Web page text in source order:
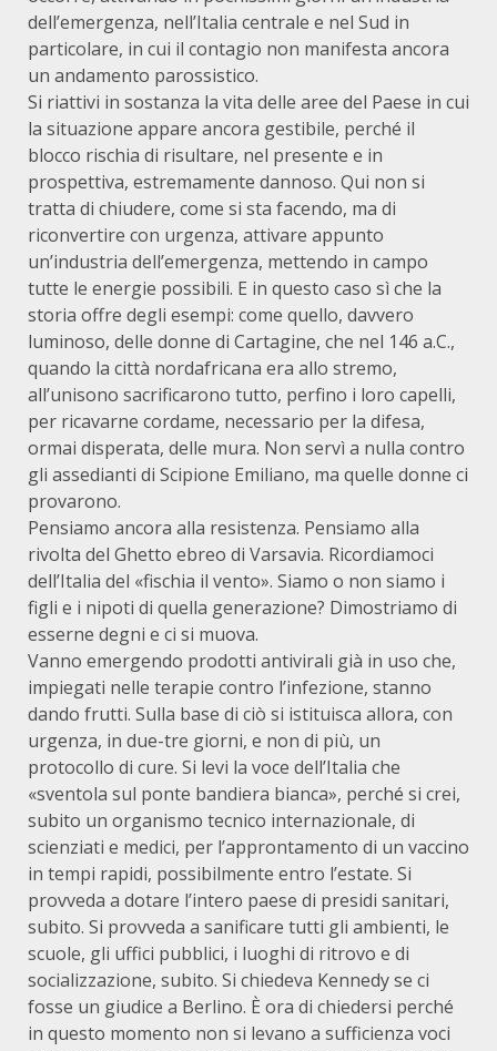
dell’emergenza, nell’Italia centrale e nel Sud in
particolare, in cui il contagio non manifesta ancora
un andamento parossistico.
Si riattivi in sostanza la vita delle aree del Paese in cui
la situazione appare ancora gestibile, perché il
blocco rischia di risultare, nel presente e in
prospettiva, estremamente dannoso. Qui non si
tratta di chiudere, come si sta facendo, ma di
riconvertire con urgenza, attivare appunto
un’industria dell’emergenza, mettendo in campo
tutte le energie possibili. E in questo caso sì che la
storia offre degli esempi: come quello, davvero
luminoso, delle donne di Cartagine, che nel 146 a.C.,
quando la città nordafricana era allo stremo,
all’unisono sacrificarono tutto, perfino i loro capelli,
per ricavarne cordame, necessario per la difesa,
ormai disperata, delle mura. Non servì a nulla contro
gli assedianti di Scipione Emiliano, ma quelle donne ci
provarono.
Pensiamo ancora alla resistenza. Pensiamo alla
rivolta del Ghetto ebreo di Varsavia. Ricordiamoci
dell’Italia del «fischia il vento». Siamo o non siamo i
figli e i nipoti di quella generazione? Dimostriamo di
esserne degni e ci si muova.
Vanno emergendo prodotti antivirali già in uso che,
impiegati nelle terapie contro l’infezione, stanno
dando frutti. Sulla base di ciò si istituisca allora, con
urgenza, in due-tre giorni, e non di più, un
protocollo di cure. Si levi la voce dell’Italia che
«sventola sul ponte bandiera bianca», perché si crei,
subito un organismo tecnico internazionale, di
scienziati e medici, per l’approntamento di un vaccino
in tempi rapidi, possibilmente entro l’estate. Si
provveda a dotare l’intero paese di presidi sanitari,
subito. Si provveda a sanificare tutti gli ambienti, le
scuole, gli uffici pubblici, i luoghi di ritrovo e di
socializzazione, subito. Si chiedeva Kennedy se ci
fosse un giudice a Berlino. È ora di chiedersi perché
in questo momento non si levano a sufficienza voci